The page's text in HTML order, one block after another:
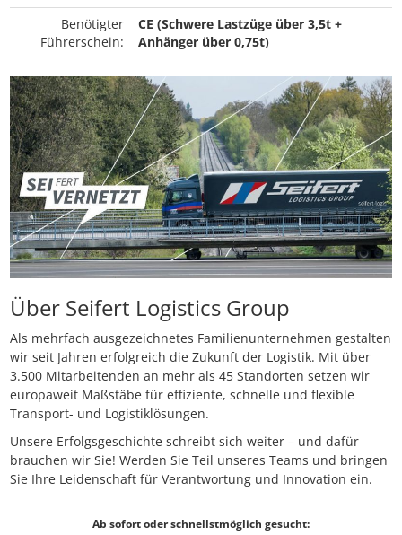
Benötigter
Führerschein:
CE (Schwere Lastzüge über 3,5t +
Anhänger über 0,75t)
Über Seifert Logistics Group
Als mehrfach ausgezeichnetes Familienunternehmen gestalten
wir seit Jahren erfolgreich die Zukunft der Logistik. Mit über
3.500 Mitarbeitenden an mehr als 45 Standorten setzen wir
europaweit Maßstäbe für effiziente, schnelle und flexible
Transport- und Logistiklösungen.
Unsere Erfolgsgeschichte schreibt sich weiter – und dafür
brauchen wir Sie! Werden Sie Teil unseres Teams und bringen
Sie Ihre Leidenschaft für Verantwortung und Innovation ein.
Ab sofort oder schnellstmöglich gesucht: